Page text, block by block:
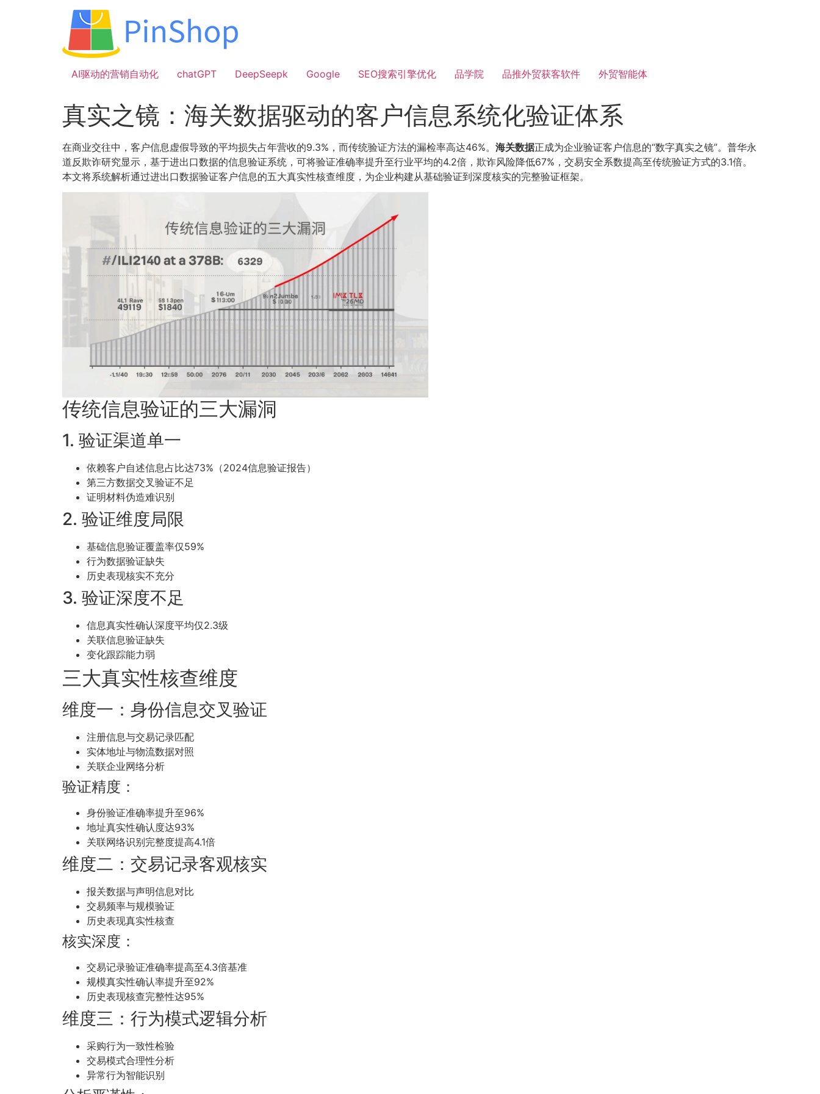
AI驱动的营销自动化
chatGPT DeepSeepk Google SEO搜索引擎优化 品学院 品推外贸获客软件 外贸智能体
真实之镜：海关数据驱动的客户信息系统化验证体系
在商业交往中，客户信息虚假导致的平均损失占年营收的9.3%，而传统验证方法的漏检率高达46%。 海关数据正成为企业验证客户信息的“数字真实之镜”。普华永
道反欺诈研究显示，基于进出口数据的信息验证系统，可将验证准确率提升至行业平均的4.2倍，欺诈风险降低67%，交易安全系数提高至传统验证方式的3.1倍。
本文将系统解析通过进出口数据验证客户信息的五大真实性核查维度，为企业构建从基础验证到深度核实的完整验证框架。
传统信息验证的三大漏洞
1. 验证渠道单一
依赖客户自述信息占比达73%（2024信息验证报告）
第三方数据交叉验证不足
证明材料伪造难识别
2. 验证维度局限
基础信息验证覆盖率仅59%
行为数据验证缺失
历史表现核实不充分
3. 验证深度不足
信息真实性确认深度平均仅2.3级
关联信息验证缺失
变化跟踪能力弱
三大真实性核查维度
维度一：身份信息交叉验证
注册信息与交易记录匹配
实体地址与物流数据对照
关联企业网络分析
验证精度：
身份验证准确率提升至96%
地址真实性确认度达93%
关联网络识别完整度提高4.1倍
维度二：交易记录客观核实
报关数据与声明信息对比
交易频率与规模验证
历史表现真实性核查
核实深度：
交易记录验证准确率提高至4.3倍基准
规模真实性确认率提升至92%
历史表现核查完整性达95%
维度三：行为模式逻辑分析
采购行为一致性检验
交易模式合理性分析
异常行为智能识别